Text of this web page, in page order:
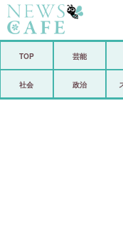
TOP 芸能
社会 政治